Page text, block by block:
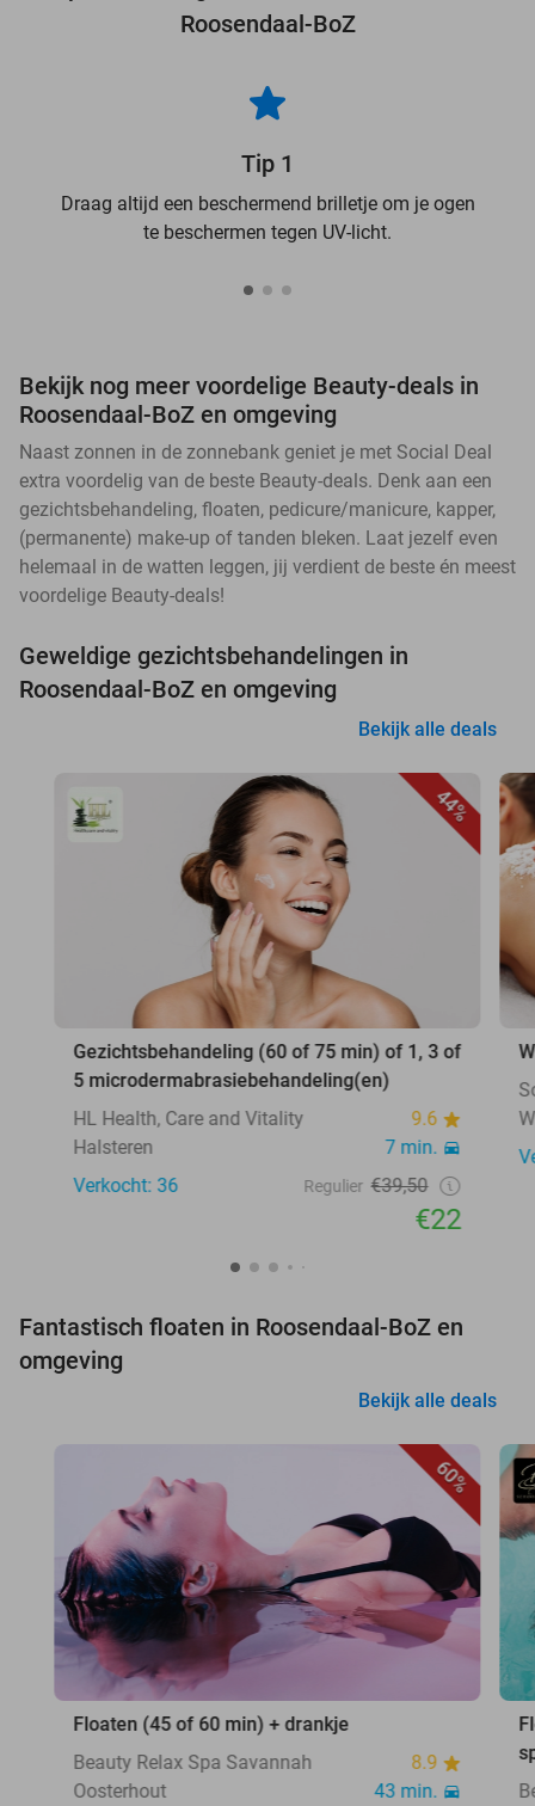
Roosendaal-BoZ
Tip 1
Draag altijd een beschermend brilletje om je ogen
te beschermen tegen UV-licht.
Bekijk nog meer voordelige Beauty-deals in
Roosendaal-BoZ en omgeving
Naast zonnen in de zonnebank geniet je met Social Deal
extra voordelig van de beste Beauty-deals. Denk aan een
gezichtsbehandeling, floaten, pedicure/manicure, kapper,
(permanente) make-up of tanden bleken. Laat jezelf even
helemaal in de watten leggen, jij verdient de beste én meest
voordelige Beauty-deals!
Geweldige gezichtsbehandelingen in
Roosendaal-BoZ en omgeving
Bekijk alle deals
44%
Gezichtsbehandeling (60 of 75 min) of 1, 3 of
5 microdermabrasiebehandeling(en)
HL Health, Care and Vitality
9.6
Halsteren
7 min.
Verkocht: 36
Regulier €39,50
€22
Fantastisch floaten in Roosendaal-BoZ en
omgeving
Bekijk alle deals
60%
Floaten (45 of 60 min) + drankje
Beauty Relax Spa Savannah
8.9
Oosterhout
43 min.